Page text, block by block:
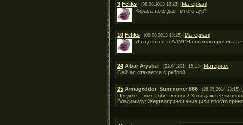
9 Feliks (08.08.2013 18:23) [Материал]
Кираса тоже дает много аур*
10 Feliks (08.08.2013 18:25) [Материал]
И еще кое сто АДМИН советую прочитать
24 Aibar Arysbai (22.04.2014 15:13) [Материал]
Сейчас стакается с реброй
25 Armageddon Summoner 666 (26.05.2014 23:15) [
Предмет - имя собственное? Хотя даже если
Владимиру; Жертвоприношение (или просто